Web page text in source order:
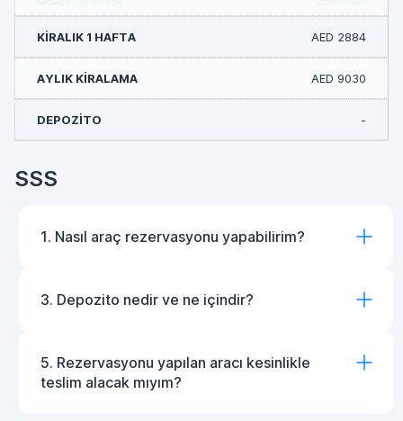
AED 2884
AED 9030
-
SSS
1. Nasıl araç rezervasyonu yapabilirim?
3. Depozito nedir ve ne içindir?
5. Rezervasyonu yapılan aracı kesinlikle
teslim alacak mıyım?